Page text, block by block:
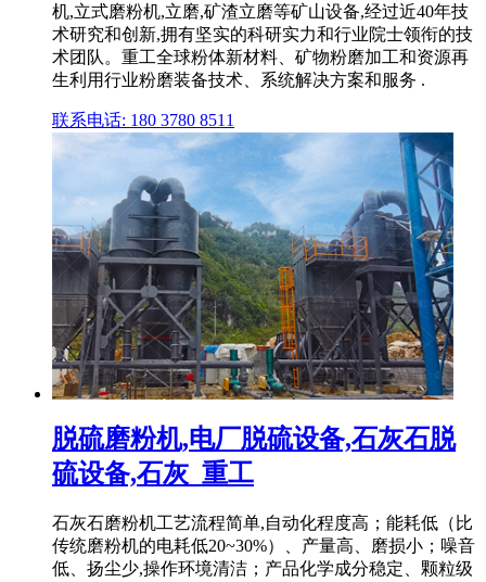
机,立式磨粉机,立磨,矿渣立磨等矿山设备,经过近40年技
术研究和创新,拥有坚实的科研实力和行业院士领衔的技
术团队。重工全球粉体新材料、矿物粉磨加工和资源再
生利用行业粉磨装备技术、系统解决方案和服务 .
联系电话: 180 3780 8511
脱硫磨粉机,电厂脱硫设备,石灰石脱
硫设备,石灰_重工
石灰石磨粉机工艺流程简单,自动化程度高；能耗低（比
传统磨粉机的电耗低20~30%）、产量高、磨损小；噪音
低、扬尘少,操作环境清洁；产品化学成分稳定、颗粒级